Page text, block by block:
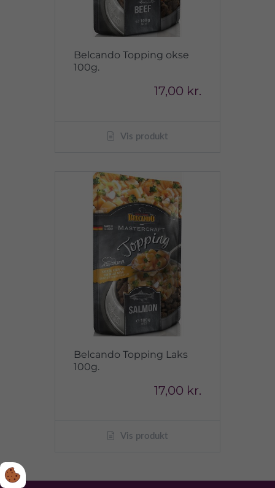
Belcando Topping okse
100g.
17,00 kr.
Vis produkt
Belcando Topping Laks
100g.
17,00 kr.
Vis produkt